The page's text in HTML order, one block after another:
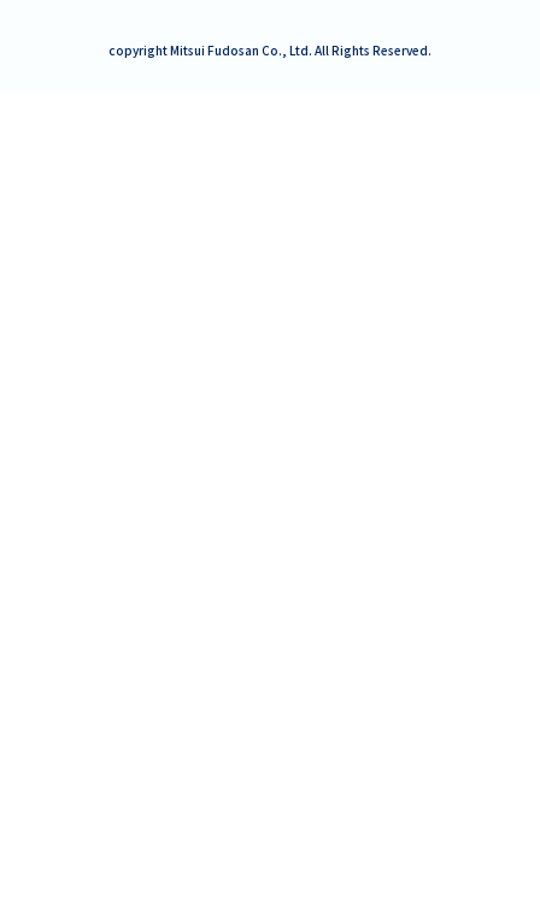
copyright Mitsui Fudosan Co., Ltd. All Rights Reserved.